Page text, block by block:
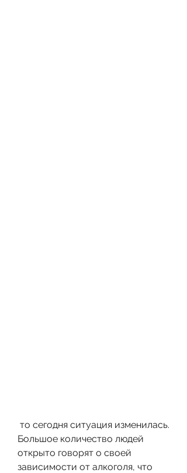
Большое количество людей
открыто говорят о своей
зависимости от алкоголя, что